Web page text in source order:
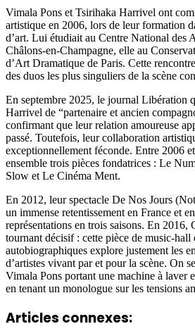
Vimala Pons et Tsirihaka Harrivel ont
artistique en 2006, lors de leur formation
d’art. Lui étudiait au Centre National des
Châlons-en-Champagne, elle au
d’Art Dramatique de Paris. Cette
des duos les plus singuliers de la scène
En septembre 2025, le journal Libération
Harrivel de “partenaire et ancien
confirmant que leur relation amoureuse
passé. Toutefois, leur collaboration
exceptionnellement féconde. Entre 2006
ensemble trois pièces fondatrices : Le
Slow et Le Cinéma Ment.
En 2012, leur spectacle De Nos Jours
un immense retentissement en France et
représentations en trois saisons. En
tournant décisif : cette pièce de music-hall
autobiographiques explore justement les
d’artistes vivant par et pour la scène. On
Vimala Pons portant une machine à laver
en tenant un monologue sur les tensions
Articles connexes: